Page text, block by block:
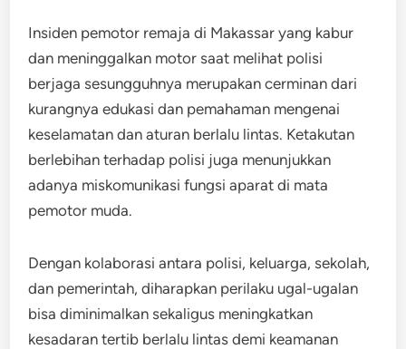
Insiden pemotor remaja di Makassar yang kabur
dan meninggalkan motor saat melihat polisi
berjaga sesungguhnya merupakan cerminan dari
kurangnya edukasi dan pemahaman mengenai
keselamatan dan aturan berlalu lintas. Ketakutan
berlebihan terhadap polisi juga menunjukkan
adanya miskomunikasi fungsi aparat di mata
pemotor muda.
Dengan kolaborasi antara polisi, keluarga, sekolah,
dan pemerintah, diharapkan perilaku ugal-ugalan
bisa diminimalkan sekaligus meningkatkan
kesadaran tertib berlalu lintas demi keamanan